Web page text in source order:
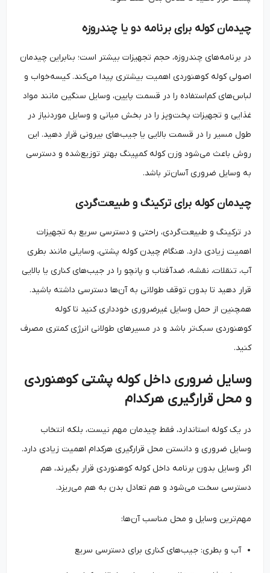
چیدمان کوله برای برنامه دو یا چندروزه
در برنامه‌های چندروزه، حجم تجهیزات بیشتر است؛ بنابراین چیدمان
اصولی کوله کوهنوردی اهمیت بیشتری پیدا می‌کند. کیسه‌خواب و
لباس‌های کم‌استفاده را در قسمت پایین، وسایل سنگین مانند مواد
غذایی و تجهیزات پخت‌وپز را در بخش میانی و وسایل موردنیاز در
طول مسیر را در قسمت بالایی یا جیب‌های بیرونی قرار دهید. این
روش باعث می‌شود وزن کوله کمپینگ بهتر توزیع‌شده و دسترسی
به وسایل ضروری آسان‌تر باشد.
چیدمان کوله برای ترکینگ و طبیعت‌گردی
در ترکینگ و طبیعت‌گردی، راحتی و دسترسی سریع به تجهیزات
اهمیت زیادی دارد. هنگام چیدن کوله پشتی، وسایلی مانند بطری
آب، تنقلات، نقشه، ضدآفتاب و پانچو را در جیب‌های کناری یا بالایی
قرار دهید تا بدون توقف طولانی به آن‌ها دسترسی داشته باشید.
همچنین از حمل وسایل غیرضروری خودداری کنید تا کوله
کوهنوردی سبک‌تر باشد و در مسیرهای طولانی انرژی کمتری مصرف
کنید.
وسایل ضروری داخل کوله پشتی کوهنوردی
و محل قرارگیری هرکدام
در یک کوله استاندارد، فقط چیدمان مهم نیست، بلکه انتخاب
وسایل ضروری و دانستن محل قرارگیری هرکدام اهمیت زیادی دارد.
اگر وسایل بدون برنامه داخل کوله کوهنوردی قرار بگیرند، هم
دسترسی سخت می‌شود و هم تعادل بدن به هم می‌ریزد.
مهم‌ترین وسایل و محل مناسب آن‌ها:
آب و بطری: جیب‌های کناری برای دسترسی سریع